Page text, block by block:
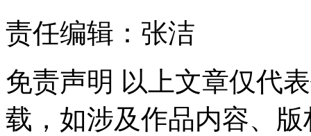
责任编辑：张洁
免责声明 以上文章仅代
载，如涉及作品内容、